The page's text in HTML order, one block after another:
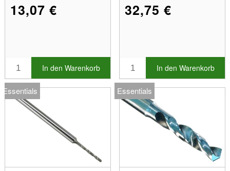
13,07 €
In den Warenkorb
32,75 €
In den Warenkorb
Essentials Essentials